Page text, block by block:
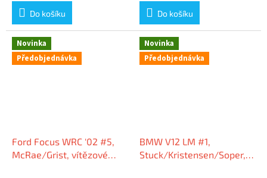
Do košíku Do košíku
Novinka
Předobjednávka
Ford Focus WRC '02 #5,
McRae/Grist, vítězové
Novinka
Předobjednávka
BMW V12 LM #1,
Stuck/Kristensen/Soper,